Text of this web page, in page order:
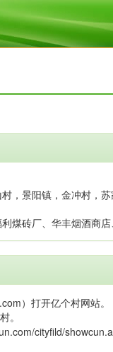
，景阳镇，金冲村，
煤砖厂、华丰烟酒商
）打开亿个村网站。
。